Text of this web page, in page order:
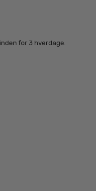
for 3 hverdage.